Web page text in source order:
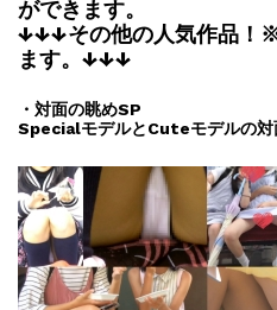
ができます。
↓↓↓その他の人気作品！
ます。↓↓↓
・対面の眺めSP
SpecialモデルとCuteモデルの対